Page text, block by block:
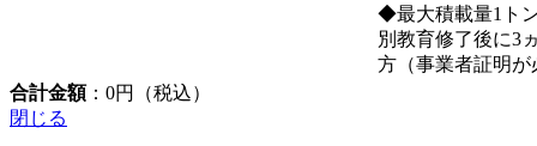
◆最大積載量1ト
別教育修了後に3
方（事業者証明が
合計金額： 0円（税込）
閉じる